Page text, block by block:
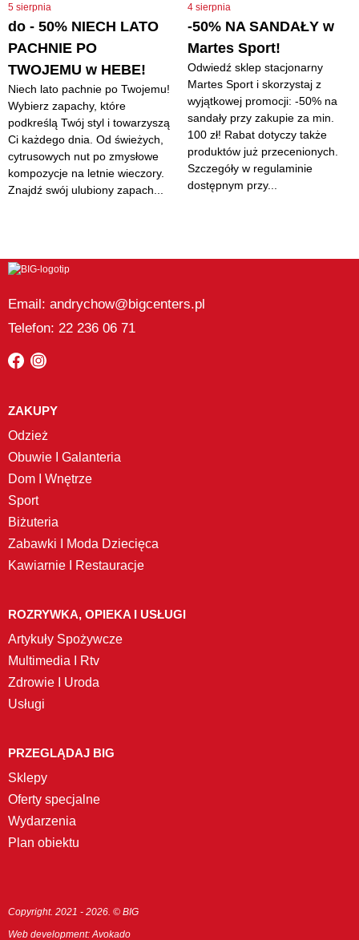
5 sierpnia
do - 50% NIECH LATO
PACHNIE PO
TWOJEMU w HEBE!
Niech lato pachnie po Twojemu!
Wybierz zapachy, które
podkreślą Twój styl i towarzyszą
Ci każdego dnia. Od świeżych,
cytrusowych nut po zmysłowe
kompozycje na letnie wieczory.
Znajdź swój ulubiony zapach...
4 sierpnia
-50% NA SANDAŁY w
Martes Sport!
Odwiedź sklep stacjonarny
Martes Sport i skorzystaj z
wyjątkowej promocji: -50% na
sandały przy zakupie za min.
100 zł! Rabat dotyczy także
produktów już przecenionych.
Szczegóły w regulaminie
dostępnym przy...
Email: andrychow@bigcenters.pl
Telefon: 22 236 06 71
ZAKUPY
Odzież
Obuwie I Galanteria
Dom I Wnętrze
Sport
Biżuteria
Zabawki I Moda Dziecięca
Kawiarnie I Restauracje
ROZRYWKA, OPIEKA I USŁUGI
Artykuły Spożywcze
Multimedia I Rtv
Zdrowie I Uroda
Usługi
PRZEGLĄDAJ BIG
Sklepy
Oferty specjalne
Wydarzenia
Plan obiektu
Copyright. 2021 - 2026. © BIG
Web development:Avokado